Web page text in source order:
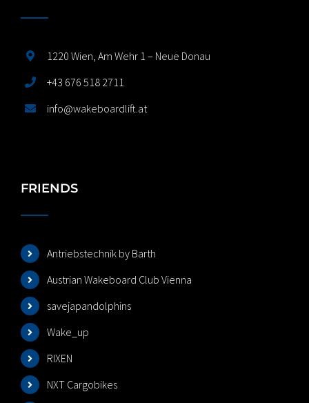
1220 Wien, Am Wehr 1 – Neue Donau
+43 676 518 2711
info@wakeboardlift.at
FRIENDS
Antriebstechnik by Barth
Austrian Wakeboard Club Vienna
savejapandolphins
Wake_up
RIXEN
NXT Cargobikes